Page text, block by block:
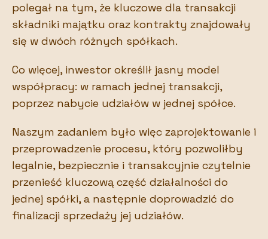
polegał na tym, że kluczowe dla transakcji
składniki majątku oraz kontrakty znajdowały
się w dwóch różnych spółkach.
Co więcej, inwestor określił jasny model
współpracy: w ramach jednej transakcji,
poprzez nabycie udziałów w jednej spółce.
Naszym zadaniem było więc zaprojektowanie i
przeprowadzenie procesu, który pozwoliłby
legalnie, bezpiecznie i transakcyjnie czytelnie
przenieść kluczową część działalności do
jednej spółki, a następnie doprowadzić do
finalizacji sprzedaży jej udziałów.